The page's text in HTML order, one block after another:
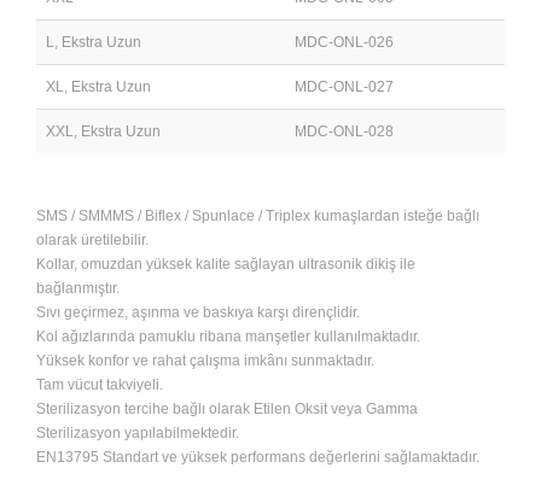
L, Ekstra Uzun MDC-ONL-026
XL, Ekstra Uzun MDC-ONL-027
XXL, Ekstra Uzun MDC-ONL-028
SMS / SMMMS / Biflex / Spunlace / Triplex kumaşlardan isteğe bağlı
olarak üretilebilir.
Kollar, omuzdan yüksek kalite sağlayan ultrasonik dikiş ile
bağlanmıştır.
Sıvı geçirmez, aşınma ve baskıya karşı dirençlidir.
Kol ağızlarında pamuklu ribana manşetler kullanılmaktadır.
Yüksek konfor ve rahat çalışma imkânı sunmaktadır.
Tam vücut takviyeli.
Sterilizasyon tercihe bağlı olarak Etilen Oksit veya Gamma
Sterilizasyon yapılabilmektedir.
EN13795 Standart ve yüksek performans değerlerini sağlamaktadır.